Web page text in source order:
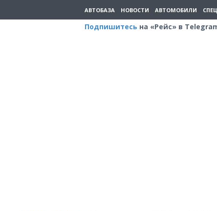
АВТОБАЗА НОВОСТИ АВТОМОБИЛИ
Подпишитесь на «Рейс» в